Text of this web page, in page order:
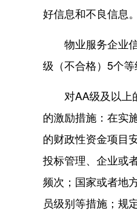
好信息和不良信息
物业服务企业信
级（不合格）5个等
对AA级及以上的
的激励措施：在实
的财政性资金项目
投标管理、企业或
频次；国家或者地
员级别等措施；规